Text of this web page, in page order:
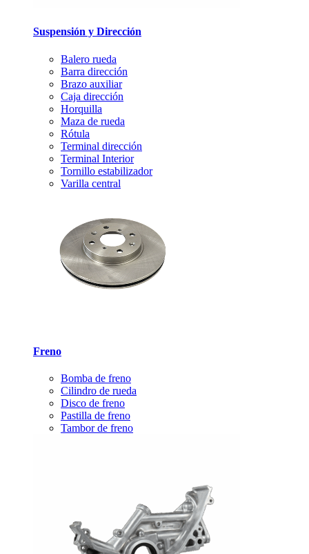
Suspensión y Dirección
Balero rueda
Barra dirección
Brazo auxiliar
Caja dirección
Horquilla
Maza de rueda
Rótula
Terminal dirección
Terminal Interior
Tornillo estabilizador
Varilla central
Freno
Bomba de freno
Cilindro de rueda
Disco de freno
Pastilla de freno
Tambor de freno